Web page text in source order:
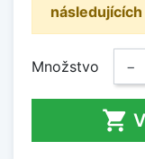
Množstvo −
